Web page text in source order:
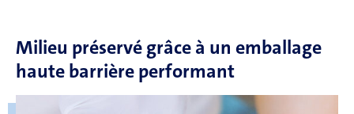
Milieu préservé grâce à un emballage
haute barrière performant